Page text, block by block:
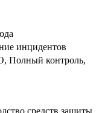
инцидентов
Полный контроль,